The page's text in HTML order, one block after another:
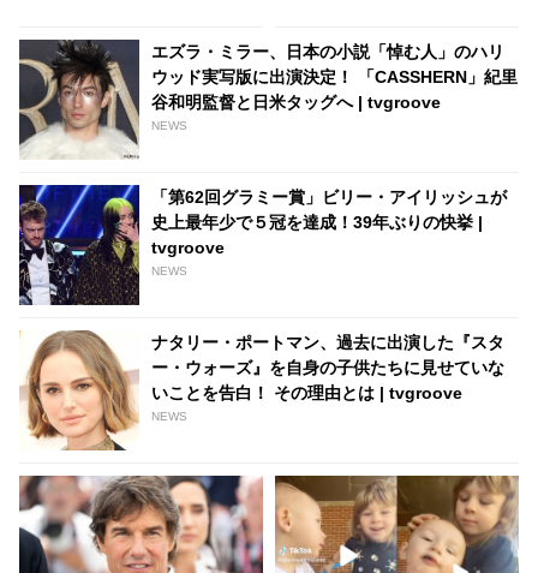
tvgroove
「『不可能なことなんてない』
って思える」 - tvgroove
エズラ・ミラー、日本の小説「悼む人」のハリ
ウッド実写版に出演決定！ 「CASSHERN」紀里
谷和明監督と日米タッグへ | tvgroove
NEWS
「第62回グラミー賞」ビリー・アイリッシュが
史上最年少で５冠を達成！39年ぶりの快挙 |
tvgroove
NEWS
ナタリー・ポートマン、過去に出演した『スタ
ー・ウォーズ』を自身の子供たちに見せていな
いことを告白！ その理由とは | tvgroove
NEWS